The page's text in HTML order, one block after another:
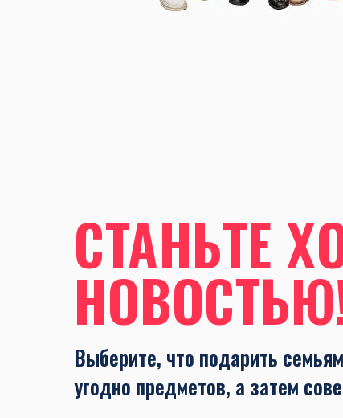
СТАНЬТЕ
Выберите, что подарить
угодно предметов, а затем